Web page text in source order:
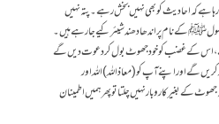
رہا ہے کہ احادیث کو بھی نہیں بخش رہے۔ پتہ نہیں
کے نام پر اندھا دھند شیئر کیے جا رہے ہیں۔
اس کے غضب کو خود جھوٹ بول کر دعوت دیں گے
گے اور اپنے آپ کو (معاذاللہ) اللہ اور
کے بغیر کاروبار نہیں چلتا تو پھر ہمیں اطمینان